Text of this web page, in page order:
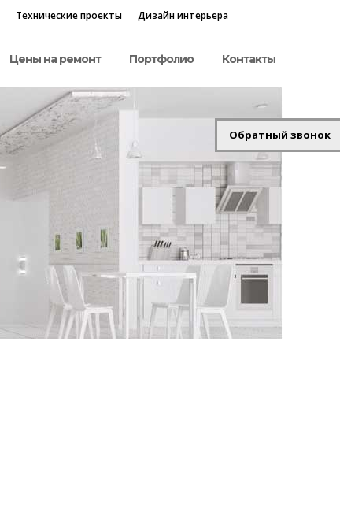
Технические проекты Дизайн интерьера
Цены на ремонт Портфолио Контакты
Обратный звонок